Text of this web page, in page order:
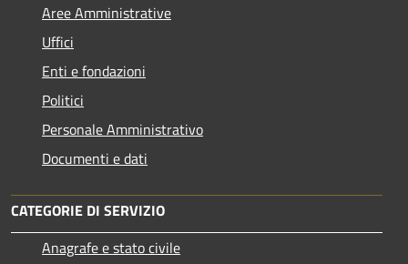
Aree Amministrative
Uffici
Enti e fondazioni
Politici
Personale Amministrativo
Documenti e dati
CATEGORIE DI SERVIZIO
Anagrafe e stato civile